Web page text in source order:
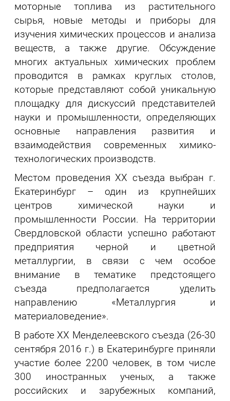
моторные топлива из растительного
сырья, новые методы и приборы для
изучения химических процессов и анализа
веществ, а также другие. Обсуждение
многих актуальных химических проблем
проводится в рамках круглых столов,
которые представляют собой уникальную
площадку для дискуссий представителей
науки и промышленности, определяющих
основные направления развития и
взаимодействия современных химико-
технологических производств.
Местом проведения XX съезда выбран г.
Екатеринбург – один из крупнейших
центров химической науки и
промышленности России. На территории
Свердловской области успешно работают
предприятия черной и цветной
металлургии, в связи с чем особое
внимание в тематике предстоящего
съезда предполагается уделить
направлению «Металлургия и
материаловедение».
В работе XX Менделеевского съезда (26-30
сентября 2016 г.) в Екатеринбурге приняли
участие более 2200 человек, в том числе
300 иностранных ученых, а также
российских и зарубежных компаний,